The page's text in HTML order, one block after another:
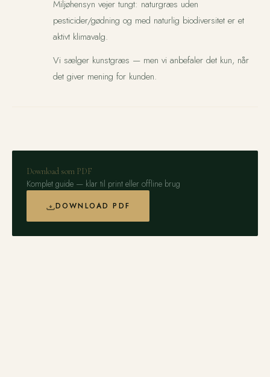
Miljøhensyn vejer tungt: naturgræs uden
pesticider/gødning og med naturlig biodiversitet er et
aktivt klimavalg.
Vi sælger kunstgræs — men vi anbefaler det kun, når
det giver mening for kunden.
Download som PDF
Komplet guide — klar til print eller offline brug
DOWNLOAD PDF